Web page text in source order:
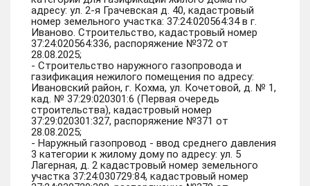
адресу: ул. 2-я Грачевская д. 40, кадастровый
номер земельного участка: 37:24:020564:34 в г.
Иваново. Строительство, кадастровый номер
37:24:020564:336, распоряжение №372 от
28.08.2025;
- Строительство наружного газопровода и
газификация нежилого помещения по адресу:
Ивановский район, г. Кохма, ул. Кочетовой, д. № 1,
кад. № 37:29:020301:6 (Первая очередь
строительства), кадастровый номер
37:29:020301:327, распоряжение №371 от
28.08.2025;
- Наружный газопровод - ввод среднего давления
3 категории к жилому дому по адресу: ул. 5
Лагерная, д. 2 кадастровый номер земельного
участка 37:24:030729:84, кадастровый номер